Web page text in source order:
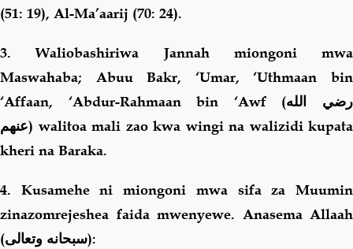
(51: 19), Al-Ma’aarij (70: 24).
3. Waliobashiriwa Jannah miongoni mwa
Maswahaba; Abuu Bakr, ‘Umar, ‘Uthmaan bin
‘Affaan, ‘Abdur-Rahmaan bin ‘Awf (رضي الله
عنهم) walitoa mali zao kwa wingi na walizidi kupata
kheri na Baraka.
4. Kusamehe ni miongoni mwa sifa za Muumin
zinazomrejeshea faida mwenyewe. Anasema Allaah
(سبحانه وتعالى):